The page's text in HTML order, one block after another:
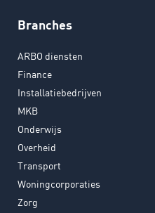
Branches
ARBO diensten
Finance
Installatiebedrijven
MKB
Onderwijs
Overheid
Transport
Woningcorporaties
Zorg